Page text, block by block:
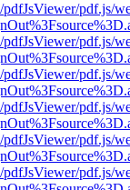
pdf.js/
pdf.js/
pdf.js/
pdf.js/
pdf.js/
pdf.js/